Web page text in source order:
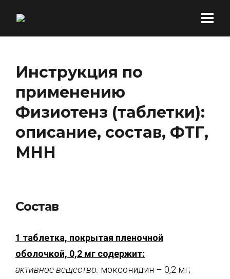
Инструкция по
применению
Физиотенз (таблетки):
описание, состав, ФТГ,
МНН
Состав
1 таблетка, покрытая пленочной
оболочкой, 0,2 мг содержит:
активное вещество: моксонидин – 0,2 мг;